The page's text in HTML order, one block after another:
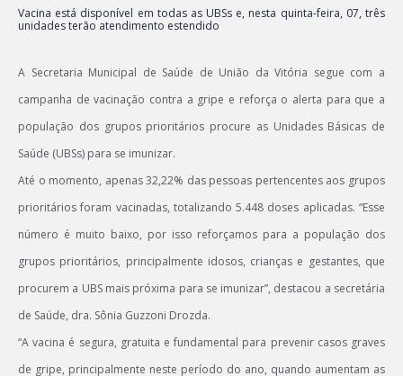
Vacina está disponível em todas as UBSs e, nesta quinta-feira, 07, três
unidades terão atendimento estendido
A Secretaria Municipal de Saúde de União da Vitória segue com a
campanha de vacinação contra a gripe e reforça o alerta para que a
população dos grupos prioritários procure as Unidades Básicas de
Saúde (UBSs) para se imunizar.
Até o momento, apenas 32,22% das pessoas pertencentes aos grupos
prioritários foram vacinadas, totalizando 5.448 doses aplicadas. “Esse
número é muito baixo, por isso reforçamos para a população dos
grupos prioritários, principalmente idosos, crianças e gestantes, que
procurem a UBS mais próxima para se imunizar”, destacou a secretária
de Saúde, dra. Sônia Guzzoni Drozda.
“A vacina é segura, gratuita e fundamental para prevenir casos graves
de gripe, principalmente neste período do ano, quando aumentam as